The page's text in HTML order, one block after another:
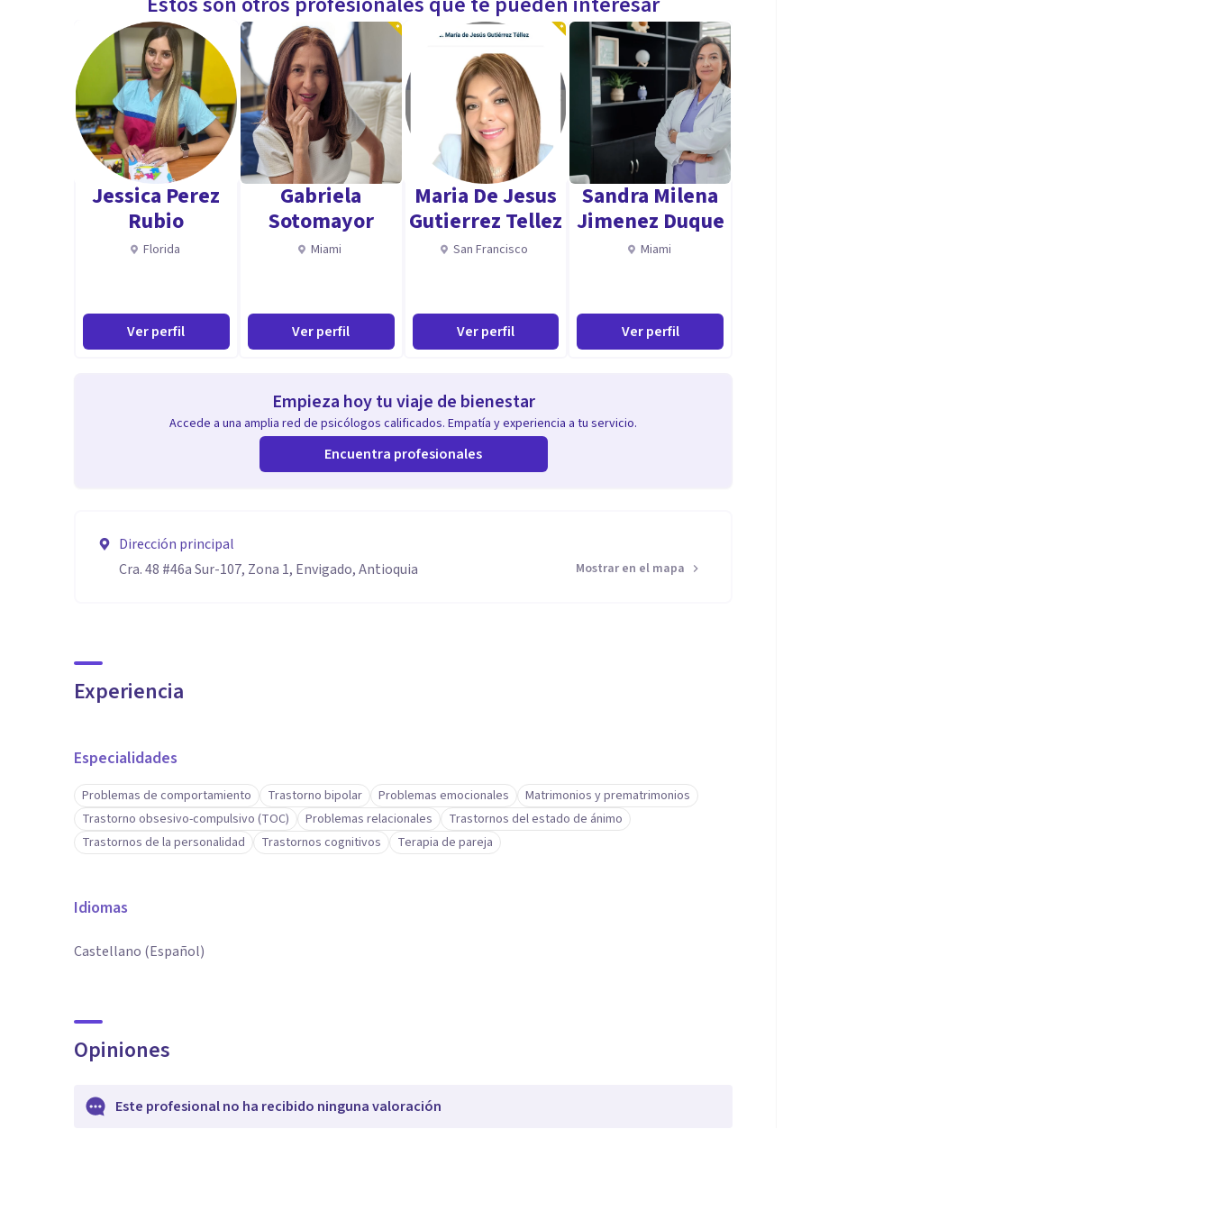
Jessica Perez
Rubio
Florida
Ver perfil
Gabriela
Sotomayor
Miami
Ver perfil
Maria De Jesus
Gutierrez Tellez
San Francisco
Ver perfil
Sandra Milena
Jimenez Duque
Miami
Ver perfil
Empieza hoy tu viaje de bienestar
Accede a una amplia red de psicólogos calificados. Empatía y experiencia a tu servicio.
Encuentra profesionales
Dirección principal
Cra. 48 #46a Sur-107, Zona 1, Envigado, Antioquia
Mostrar en el mapa
Experiencia
Especialidades
Problemas de comportamiento Trastorno bipolar Problemas emocionales
Matrimonios y prematrimonios
Trastorno obsesivo-compulsivo (TOC)
Problemas relacionales
Trastornos del estado de ánimo
Trastornos de la personalidad
Trastornos cognitivos Terapia de pareja
Idiomas
Castellano (Español)
Opiniones
Este profesional no ha recibido ninguna valoración